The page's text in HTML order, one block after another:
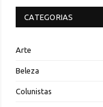
CATEGORIAS
Arte
Beleza
Colunistas